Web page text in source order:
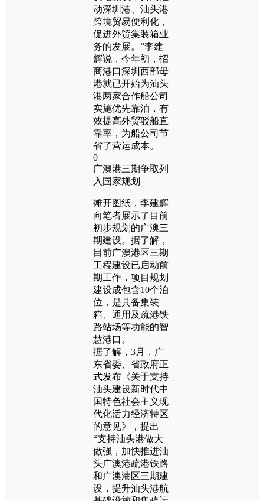
动深圳港、汕头港
跨境贸易便利化，
促进外贸集装箱业
务的发展。”李建
辉说，今年初，招
商港口深圳西部母
港就已开始为汕头
港两家合作船公司
实施优先靠泊，有
效提高外贸驳船直
靠率，为船公司节
省了营运成本。
0
广澳港三期争取列
入国家规划
摊开图纸，李建辉
向笔者展示了目前
初步规划的广澳三
期建设。据了解，
目前广澳港区三期
工程建设已启动前
期工作，项目规划
建设成包含10个泊
位，是具备集装
箱、通用及疏港铁
路站场等功能的智
慧港口。
据了解，3月，广
东省委、省政府正
式发布《关于支持
汕头建设新时代中
国特色社会主义现
代化活力经济特区
的意见》，提出
“支持汕头港做大
做强，加快推进汕
头广澳港疏港铁路
和广澳港区三期建
设，提升汕头港航